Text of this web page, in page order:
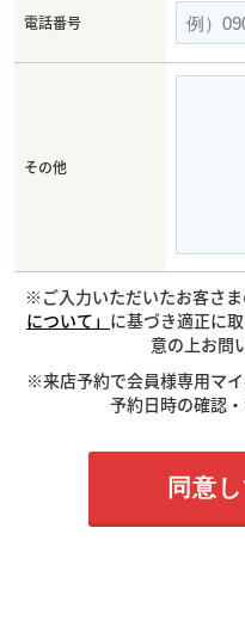
電話番号
その他
※ご入力いただいたお客さま
について」 に基づき適正に
意の上お問
※来店予約で会員様専用マ
予約日時の確認